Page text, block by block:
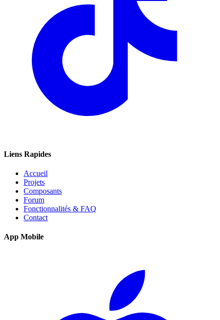
Liens Rapides
Accueil
Projets
Composants
Forum
Fonctionnalités & FAQ
Contact
App Mobile